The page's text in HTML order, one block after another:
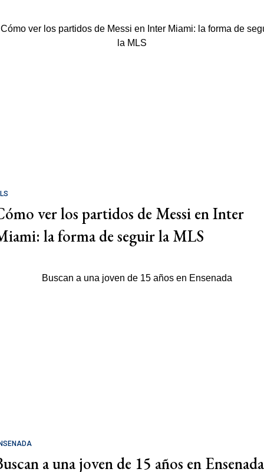
ver los partidos de Messi en Inter
la forma de seguir la MLS
a una joven de 15 años en Ensenada